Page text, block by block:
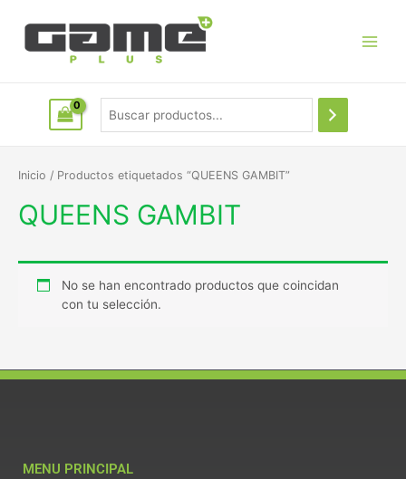
Inicio / Productos etiquetados “QUEENS GAMBIT”
QUEENS GAMBIT
No se han encontrado productos que coincidan
con tu selección.
MENU PRINCIPAL